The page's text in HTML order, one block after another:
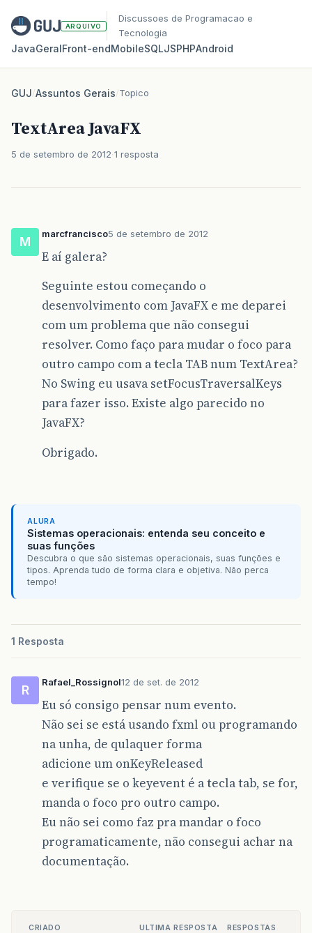
ARQUIVO
Discussoes de Programacao e
Tecnologia
JavaGeralFront‑endMobileSQLJSPHPAndroid
GUJ/Assuntos Gerais/Topico
TextArea JavaFX
5 de setembro de 2012 1 resposta
M
marcfrancisco5 de setembro de 2012
E aí galera?
Seguinte estou começando o
desenvolvimento com JavaFX e me deparei
com um problema que não consegui
resolver. Como faço para mudar o foco para
outro campo com a tecla TAB num TextArea?
No Swing eu usava setFocusTraversalKeys
para fazer isso. Existe algo parecido no
JavaFX?
Obrigado.
ALURA
Sistemas operacionais: entenda seu conceito e
suas funções
Descubra o que são sistemas operacionais, suas funções e
tipos. Aprenda tudo de forma clara e objetiva. Não perca
tempo!
1 Resposta
R
Rafael_Rossignol12 de set. de 2012
Eu só consigo pensar num evento.
Não sei se está usando fxml ou programando
na unha, de qulaquer forma
adicione um onKeyReleased
e verifique se o keyevent é a tecla tab, se for,
manda o foco pro outro campo.
Eu não sei como faz pra mandar o foco
programaticamente, não consegui achar na
documentação.
CRIADO ULTIMA RESPOSTA RESPOSTAS